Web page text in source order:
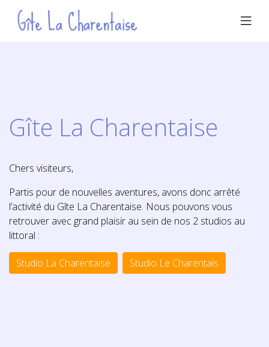
Gîte La Charentaise
Chers visiteurs,
Partis pour de nouvelles aventures, avons donc arrêté
l’activité du Gîte La Charentaise. Nous pouvons vous
retrouver avec grand plaisir au sein de nos 2 studios au
littoral :
Studio La Charentaise Studio Le Charentais